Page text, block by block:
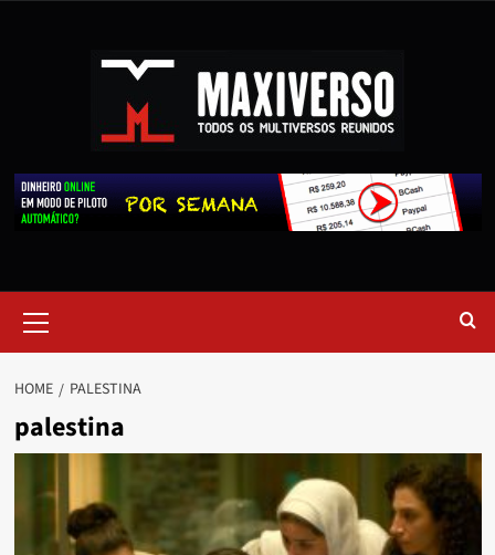
HOME PALESTINA
palestina